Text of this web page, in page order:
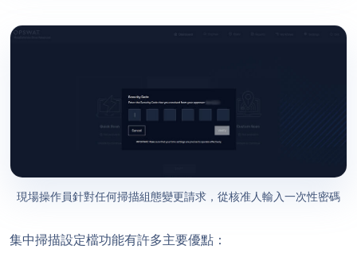
現場操作員針對任何掃描組態變更請求，從核准人輸入一次性密碼
集中掃描設定檔功能有許多主要優點：